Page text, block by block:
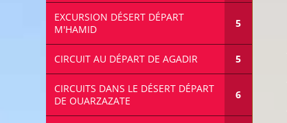
EXCURSION DÉSERT DÉPART
M'HAMID
CIRCUIT AU DÉPART DE AGADIR
CIRCUITS DANS LE DÉSERT DÉPART
DE OUARZAZATE